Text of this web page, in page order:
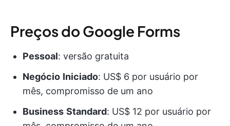
Preços do Google Forms
Pessoal: versão gratuita
Negócio Iniciado: US$ 6 por usuário por
mês, compromisso de um ano
Business Standard: US$ 12 por usuário por